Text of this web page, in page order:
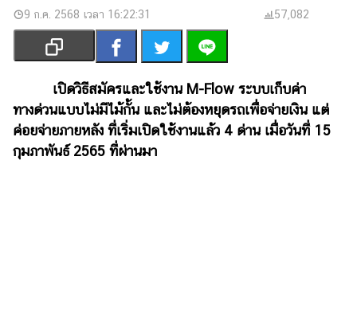
การ
ศึกษา
บันเทิง
รูปภาพ
ดู
9 ก.ค. 2568 เวลา 16:22:31 57,082
เปิดวิธีสมัครและใช้งาน M-Flow ระบบเก็บค่า
ทางด่วนแบบไม่มีไม้กั้น และไม่ต้องหยุดรถเพื่อจ่ายเงิน แต่
ค่อยจ่ายภายหลัง ที่เริ่มเปิดใช้งานแล้ว 4 ด่าน เมื่อวันที่ 15
กุมภาพันธ์ 2565 ที่ผ่านมา